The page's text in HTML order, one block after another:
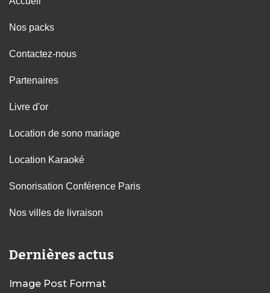
Nos packs
Contactez-nous
Partenaires
Livre d'or
Location de sono mariage
Location Karaoké
Sonorisation Conférence Paris
Nos villes de livraison
Dernières actus
Image Post Format